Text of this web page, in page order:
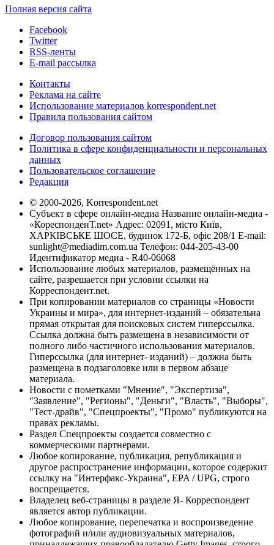
Полная версия сайта
Facebook
Twitter
RSS-ленты
E-mail рассылка
Контакты
Реклама на сайте
Использование материалов korrespondent.net
Правила пользования сайтом
Договор пользования сайтом
Политика в сфере конфиденциальности и персональных
данных
Пользовательское соглашение
Редакция
© 2000-2026, Korrespondent.net
Субъект в сфере онлайн-медиа Название онлайн-медиа -
«КореспонденТ.net» Адрес: 02091, місто Київ,
ХАРКІВСЬКЕ ШОСЕ, будинок 172-Б, офіс 208/1 E-mail:
sunlight@mediadim.com.ua Телефон: 044-205-43-00
Идентификатор медиа - R40-06068
Использование любых материалов, размещённых на
сайте, разрешается при условии ссылки на
Корреспондент.net.
При копировании материалов со страницы «Новости
Украины и мира», для интернет-изданий – обязательна
прямая открытая для поисковых систем гиперссылка.
Ссылка должна быть размещена в независимости от
полного либо частичного использования материалов.
Гиперссылка (для интернет- изданий) – должна быть
размещена в подзаголовке или в первом абзаце
материала.
Новости с пометками "Мнение", "Экспертиза",
"Заявление", "Регионы", "Деньги", "Власть", "Выборы",
"Тест-драйв", "Спецпроекты", "Промо" публикуются на
правах рекламы.
Раздел Спецпроекты создается совместно с
коммерческими партнерами.
Любое копирование, публикация, републикация и
другое распространение информации, которое содержит
ссылку на "Интерфакс-Украина", EPA / UPG, строго
воспрещается.
Владелец веб-страницы в разделе Я- Корреспондент
является автор публикации.
Любое копирование, перепечатка и воспроизведение
фотографий и/или аудиовизуальных материалов,